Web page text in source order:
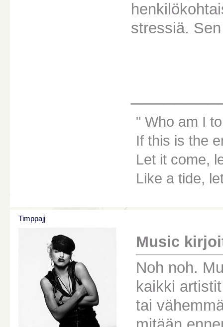
stressiä.
Who am I
If this is the
Let it come,
Like a tide,
Timppajj
Music
Noh noh.
kaikki
tai